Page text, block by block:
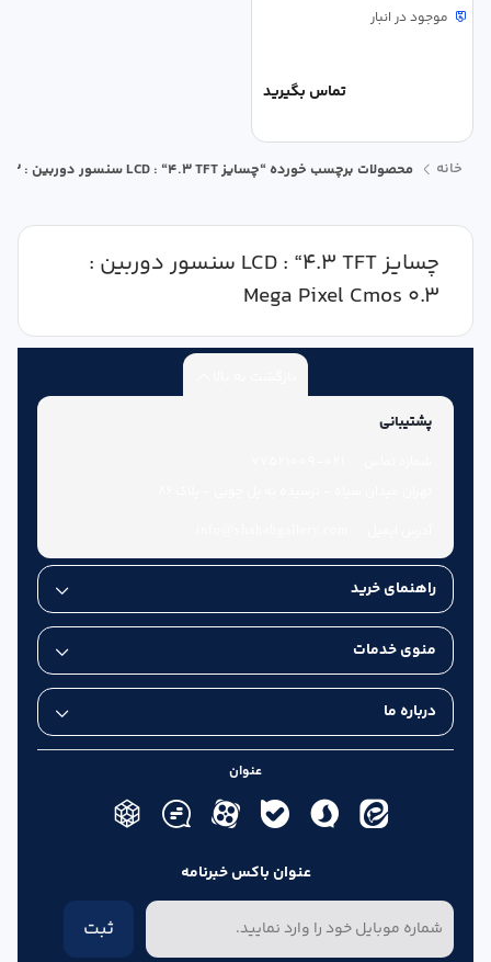
موجود در انبار
تماس بگیرید
خانه محصولات برچسب خورده “چسایز LCD : “4.3 TFT سنسور دوربین : 0.3 Mega Pixel Cmos”
چسایز LCD : “4.3 TFT سنسور دوربین :
0.3 Mega Pixel Cmos
پشتیبانی
راهنمای خرید
منوی خدمات
درباره ما
عنوان
عنوان باکس خبرنامه
ثبت